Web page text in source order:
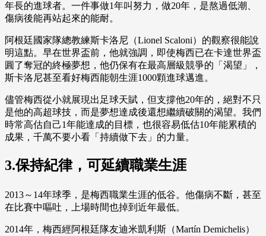
年長的進球者。一件事做1年叫努力，做20年，是熬過低潮、
傷病後能再站起來的能耐。
阿根廷國家隊總教練斯卡洛尼（Lionel Scaloni）的觀察很能說
明這點。早在世界盃前，他就強調，即使梅西已在卡達世界盃
圓了奪冠的終極夢想，他仍保有在最高層級競爭的「渴望」，
斯卡洛尼甚至看好梅西能朝生涯1000顆進球邁進。
儘管梅西從小就展現出足球天賦，但支撐他20年的，絕對不只
是他的高超球技，而是夢想達成後還想繼續破關的渴望。我們
時常高估自己1年能達成的目標，也很容易低估10年能累積的
成果，千萬不要小看「持續做下去」的力量。
3.保持紀律，可延續職業生涯
2013～14年球季，是梅西職業生涯的低谷。他傷病不斷，甚至
在比賽中嘔吐，上場時間也掉到近年最低。
2014年，梅西經阿根廷隊友迪米凱利斯（Martín Demichelis）